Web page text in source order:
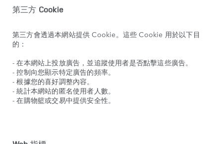
第三方 Cookie
第三方會透過本網站提供 Cookie。這些 Cookie 用於以下目
的：
- 在本網站上投放廣告，並追蹤使用者是否點擊這些廣告。
- 控制向您顯示特定廣告的頻率。
- 根據您的喜好調整內容。
- 統計本網站的匿名使用者人數。
- 在購物籃或交易中提供安全性。